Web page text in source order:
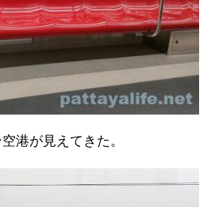
港が見えてきた。